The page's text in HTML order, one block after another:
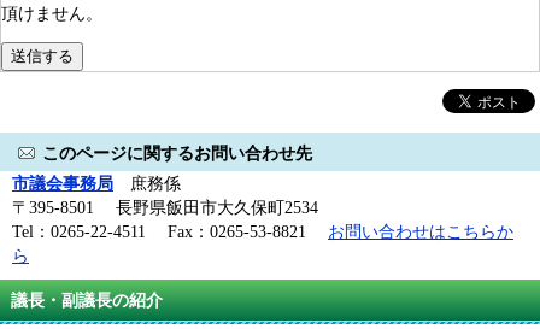
頂けません。
このページに関するお問い合わせ先
市議会事務局 庶務係
〒395-8501 長野県飯田市大久保町2534
Tel：0265-22-4511 Fax：0265-53-8821 お問い合わせはこちらか
ら
議長・副議長の紹介